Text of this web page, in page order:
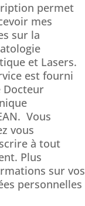
permet
mes
sur la
et Lasers.
est fourni
Docteur
Vous
vous
à tout
Plus
sur vos
personnelles